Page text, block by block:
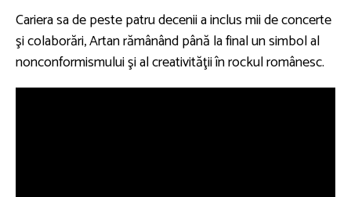
Cariera sa de peste patru decenii a inclus mii de concerte
şi colaborări, Artan rămânând până la final un simbol al
nonconformismului şi al creativităţii în rockul românesc.